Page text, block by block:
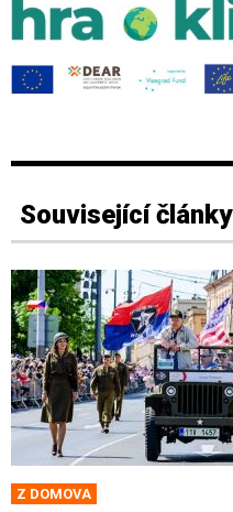
Související články
Z DOMOVA